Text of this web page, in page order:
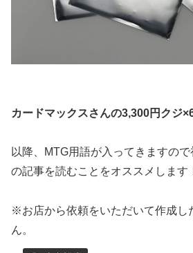
カードマックスさんの3,300円クジ
以降、MTG用語が入ってきますの
の記事を読むことをオススメします
※お店から依頼をいただいて作成し
ん。